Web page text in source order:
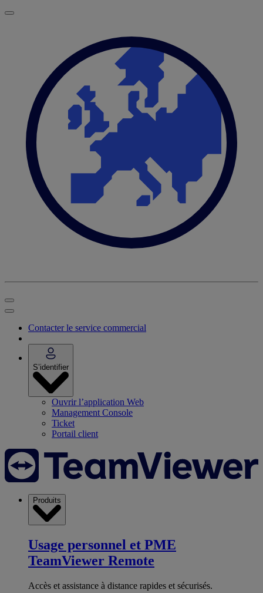
Contacter le service commercial
S’identifier
Ouvrir l’application Web
Management Console
Ticket
Portail client
Produits
Usage personnel et PME
TeamViewer Remote
Accès et assistance à distance rapides et sécurisés.